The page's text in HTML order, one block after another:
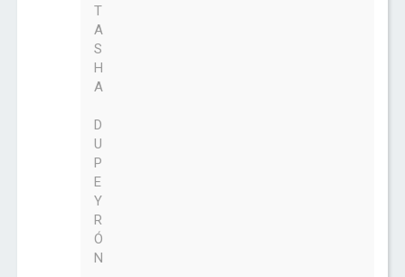
T
A
S
H
A
D
U
P
E
Y
R
Ó
N